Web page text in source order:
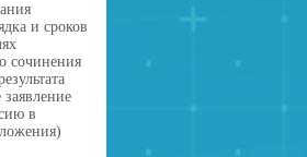
и сроков
сочинения
в